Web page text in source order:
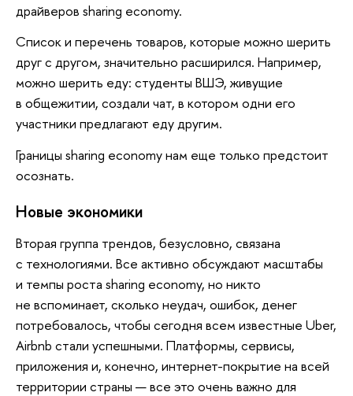
драйверов sharing economy.
Список и перечень товаров, которые можно шерить
друг с другом, значительно расширился. Например,
можно шерить еду: студенты ВШЭ, живущие
в общежитии, создали чат, в котором одни его
участники предлагают еду другим.
Границы sharing economy нам еще только предстоит
осознать.
Новые экономики
Вторая группа трендов, безусловно, связана
с технологиями. Все активно обсуждают масштабы
и темпы роста sharing economy, но никто
не вспоминает, сколько неудач, ошибок, денег
потребовалось, чтобы сегодня всем известные Uber,
Airbnb стали успешными. Платформы, сервисы,
приложения и, конечно, интернет-покрытие на всей
территории страны — все это очень важно для